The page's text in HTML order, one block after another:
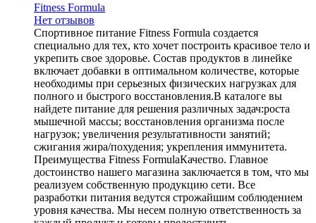
Fitness Formula
Нет отзывов
Спортивное питание Fitness Formula создается
специально для тех, кто хочет построить красивое тело и
укрепить свое здоровье. Состав продуктов в линейке
включает добавки в оптимальном количестве, которые
необходимы при серьезных физических нагрузках для
полного и быстрого восстановления.В каталоге вы
найдете питание для решения различных задач:роста
мышечной массы; восстановления организма после
нагрузок; увеличения результативности занятий;
сжигания жира/похудения; укрепления иммунитета.
Преимущества Fitness FormulaКачество. Главное
достоинство нашего магазина заключается в том, что мы
реализуем собственную продукцию сети. Все
разработки питания ведутся строжайшим соблюдением
уровня качества. Мы несем полную ответственность за